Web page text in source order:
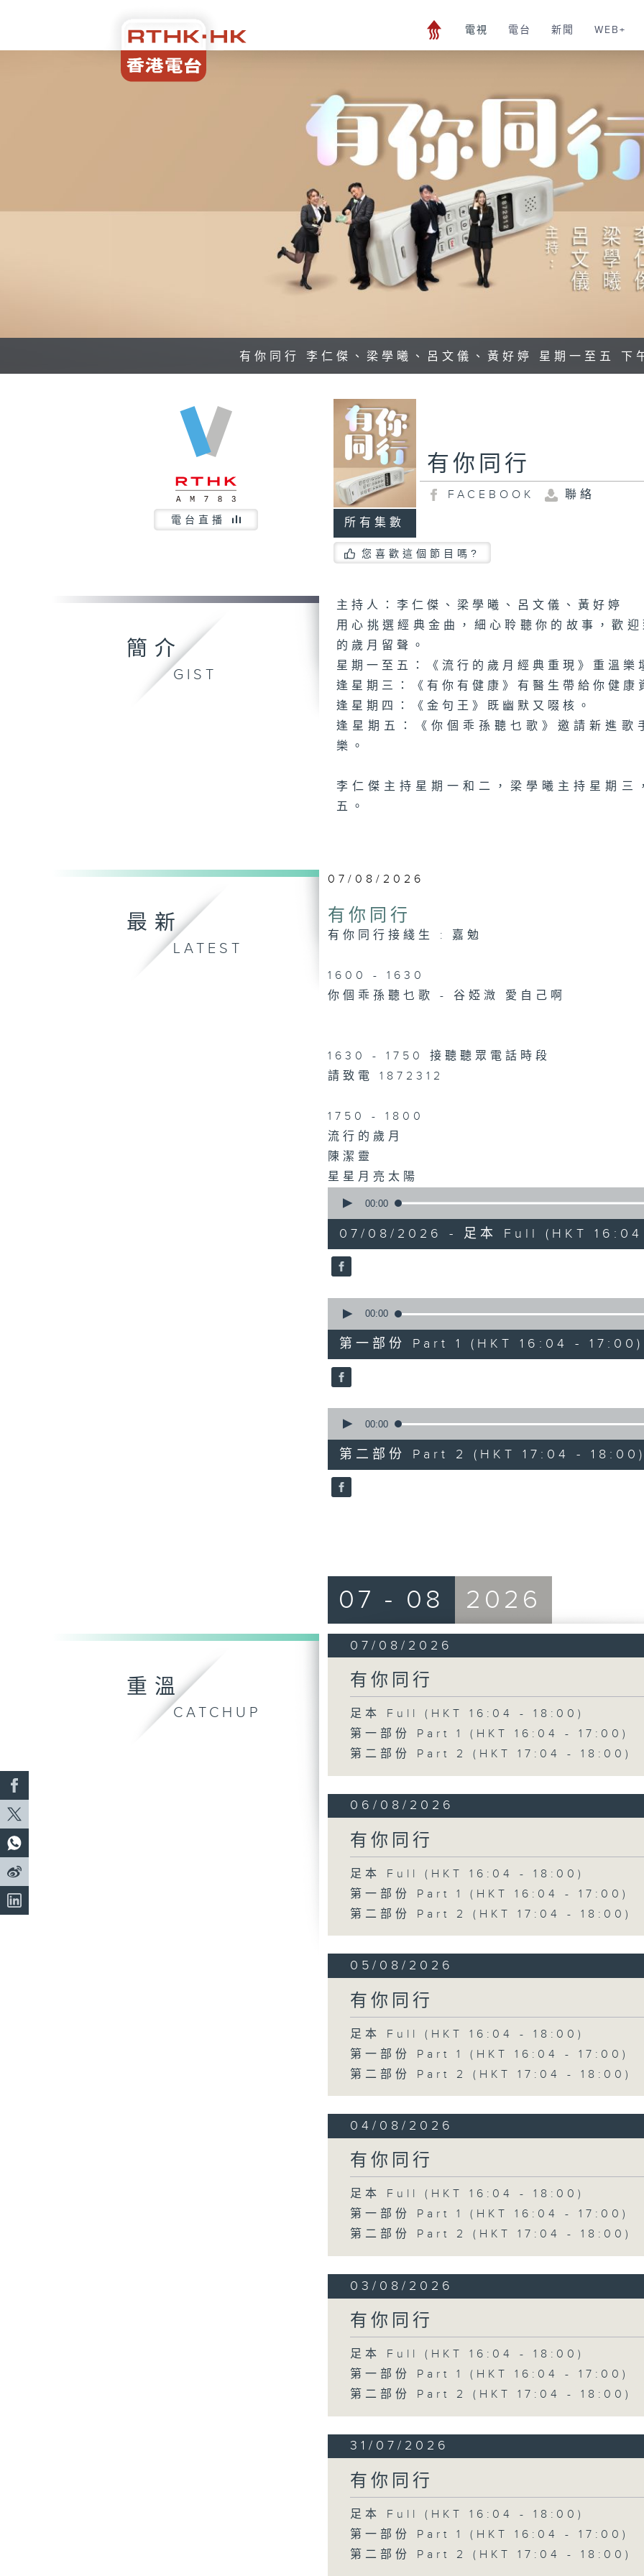
電視 電台 新聞 WEB+
有你同行 李仁傑、梁學曦、呂文儀、黃好婷 星期一至五 下
電台直播 所有集數
有你同行
FACEBOOK 聯絡
您喜歡這個節目嗎?
簡介
GIST
主持人：李仁傑、梁學曦、呂文儀、黃好婷
用心挑選經典金曲，細心聆聽你的故事，歡
的歲月留聲。
星期一至五：《流行的歲月經典重現》重溫樂
逢星期三：《有你有健康》有醫生帶給你健康
逢星期四：《金句王》既幽默又啜核。
逢星期五：《你個乖孫聽乜歌》邀請新進歌
樂。
李仁傑主持星期一和二，梁學曦主持星期三
五。
最新
LATEST
07/08/2026
有你同行
有你同行接綫生 : 嘉勉
1600 - 1630
你個乖孫聽乜歌 - 谷婭溦 愛自己啊
1630 - 1750 接聽聽眾電話時段
請致電 1872312
1750 - 1800
流行的歲月
陳潔靈
星星月亮太陽
seconds
hour,
51
minutes,
59
90%
00:00
07/08/2026 - 足本 Full (HKT
seconds
56
minutes,
10
seconds
90%
00:00
第一部份 Part 1 (HKT 16:04 - 17:00)
seconds
56
minutes,
9
seconds
90%
00:00
第二部份 Part 2 (HKT 17:04 - 18:00)
重溫
CATCHUP
07 - 08 2026
07/08/2026
有你同行
足本 Full (HKT 16:04 - 18:00)
第一部份 Part 1 (HKT 16:04 - 17:00)
第二部份 Part 2 (HKT 17:04 - 18:00)
06/08/2026
有你同行
足本 Full (HKT 16:04 - 18:00)
第一部份 Part 1 (HKT 16:04 - 17:00)
第二部份 Part 2 (HKT 17:04 - 18:00)
05/08/2026
有你同行
足本 Full (HKT 16:04 - 18:00)
第一部份 Part 1 (HKT 16:04 - 17:00)
第二部份 Part 2 (HKT 17:04 - 18:00)
04/08/2026
有你同行
足本 Full (HKT 16:04 - 18:00)
第一部份 Part 1 (HKT 16:04 - 17:00)
第二部份 Part 2 (HKT 17:04 - 18:00)
03/08/2026
有你同行
足本 Full (HKT 16:04 - 18:00)
第一部份 Part 1 (HKT 16:04 - 17:00)
第二部份 Part 2 (HKT 17:04 - 18:00)
31/07/2026
有你同行
足本 Full (HKT 16:04 - 18:00)
第一部份 Part 1 (HKT 16:04 - 17:00)
第二部份 Part 2 (HKT 17:04 - 18:00)